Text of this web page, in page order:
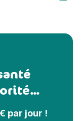
par jour !